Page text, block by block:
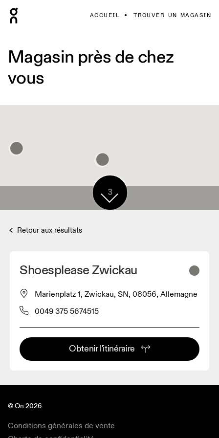
ACCUEIL TROUVER UN MAGASIN
Magasin près de chez
vous
3
Retour aux résultats
Shoesplease Zwickau
Marienplatz 1, Zwickau, SN, 08056, Allemagne
0049 375 5674515
Obtenir l'itinéraire
© On 2026
Conditions générales de vente